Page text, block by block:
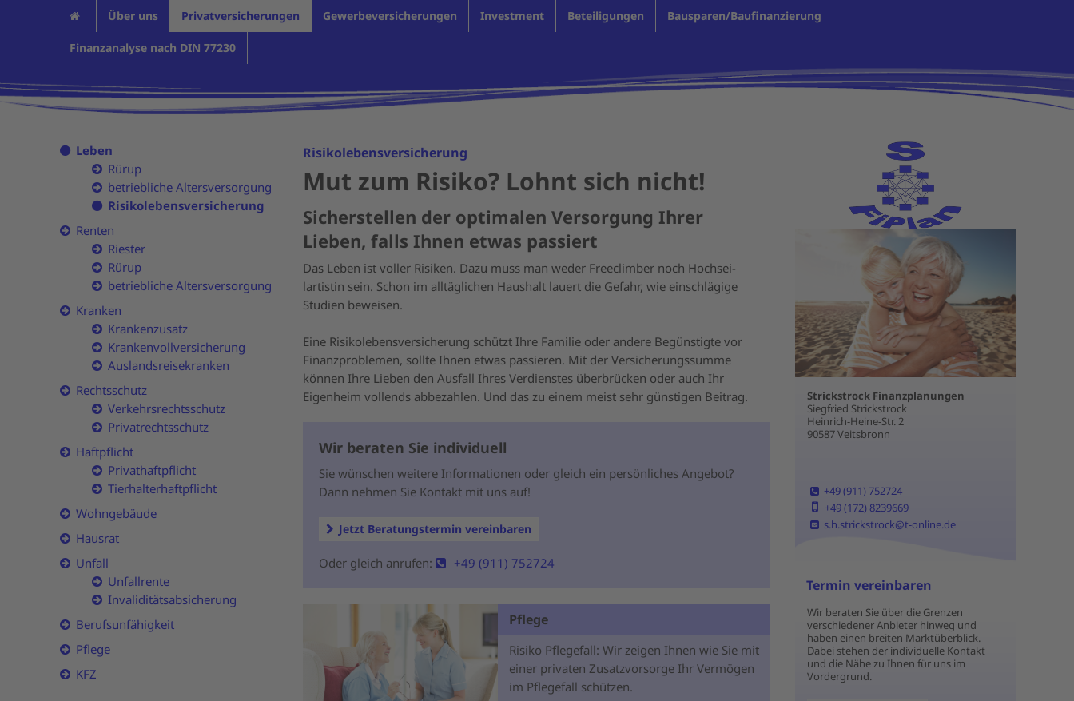
Über uns Privatversicherungen Gewerbeversicherungen Investment Beteiligungen Bausparen/Baufinanzierung
Finanzanalyse nach DIN 77230
Risikolebensversicherung
Mut zum Risiko? Lohnt sich nicht!
Sicherstellen der optimalen Versorgung Ihrer
Lieben, falls Ihnen etwas passiert
Das Leben ist voller Risiken. Dazu muss man weder Freeclimber noch Hochsei-
lartistin sein. Schon im alltäglichen Haushalt lauert die Gefahr, wie einschlägige
Studien beweisen.
Eine Risikolebensversicherung schützt Ihre Familie oder andere Begünstigte vor
Finanzproblemen, sollte Ihnen etwas passieren. Mit der Versicherungssumme
können Ihre Lieben den Ausfall Ihres Verdienstes überbrücken oder auch Ihr
Eigenheim vollends abbezahlen. Und das zu einem meist sehr günstigen Beitrag.
Wir beraten Sie individuell
Sie wünschen weitere Informationen oder gleich ein persönliches Angebot?
Dann nehmen Sie Kontakt mit uns auf!
Jetzt Beratungstermin vereinbaren
Oder gleich anrufen: +49 (911) 752724
Pflege
Risiko Pflegefall: Wir zeigen Ihnen wie Sie mit
einer privaten Zusatzvorsorge Ihr Vermögen
im Pflegefall schützen.
Leben
Rürup
betriebliche Altersversorgung
Risikolebensversicherung
Renten
Riester
Rürup
betriebliche Altersversorgung
Kranken
Krankenzusatz
Krankenvollversicherung
Auslandsreisekranken
Rechtsschutz
Verkehrsrechtsschutz
Privatrechtsschutz
Haftpflicht
Privathaftpflicht
Tierhalterhaftpflicht
Wohngebäude
Hausrat
Unfall
Unfallrente
Invaliditätsabsicherung
Berufsunfähigkeit
Pflege
KFZ
Strickstrock Finanzplanungen
Siegfried Strickstrock
Heinrich-Heine-Str. 2
90587 Veitsbronn
+49 (911) 752724
+49 (172) 8239669
s.h.strickstrock@t-online.de
Termin vereinbaren
Wir beraten Sie über die Grenzen
verschiedener Anbieter hinweg und
haben einen breiten Marktüberblick.
Dabei stehen der individuelle Kontakt
und die Nähe zu Ihnen für uns im
Vordergrund.